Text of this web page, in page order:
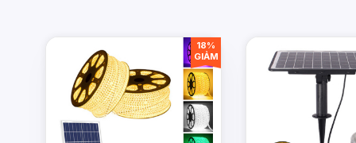
18%
GIẢM